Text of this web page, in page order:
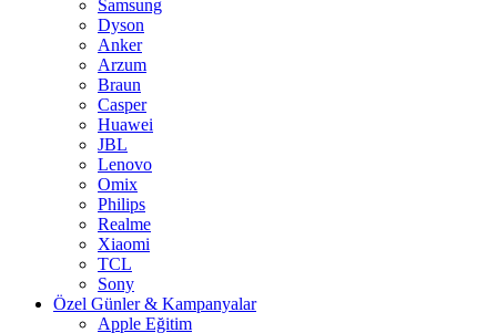
Samsung
Dyson
Anker
Arzum
Braun
Casper
Huawei
JBL
Lenovo
Omix
Philips
Realme
Xiaomi
TCL
Sony
Özel Günler & Kampanyalar
Apple Eğitim